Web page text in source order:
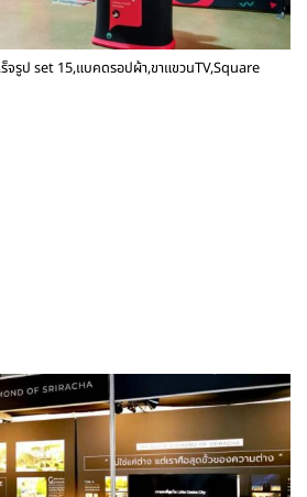
ร็จรูป set 15,แบคดรอปผ้า,ขาแขวนTV,Square